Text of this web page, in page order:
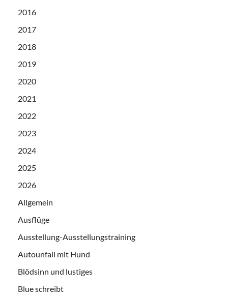
2016
2017
2018
2019
2020
2021
2022
2023
2024
2025
2026
Allgemein
Ausflüge
Ausstellung-Ausstellungstraining
Autounfall mit Hund
Blödsinn und lustiges
Blue schreibt